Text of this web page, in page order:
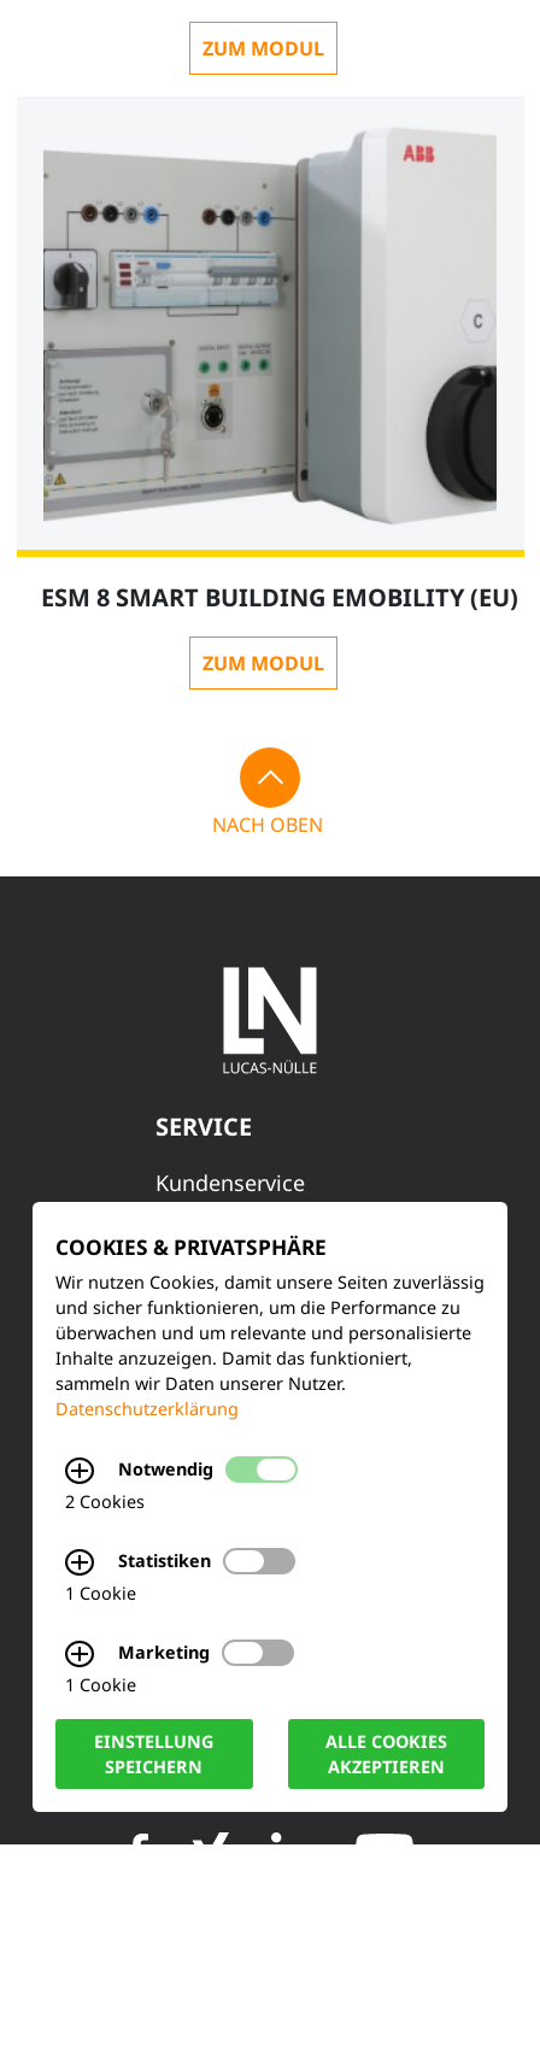
ZUM MODUL
ESM 8 SMART BUILDING EMOBILITY (EU)
ZUM MODUL
NACH OBEN
SERVICE
Kundenservice
Produktinformationen
Training & Schulung
Ihre Meinung
FAQ
Siemensstraße 2
Tel.: +49 (0) 2273-567 0
Fax: +49 (0) 2273 567 30
info@lucas-nuelle.de
COOKIES & PRIVATSPHÄRE
Wir nutzen Cookies, damit unsere Seiten zuverlässig
und sicher funktionieren, um die Performance zu
überwachen und um relevante und personalisierte
Inhalte anzuzeigen. Damit das funktioniert,
sammeln wir Daten unserer Nutzer.
Datenschutzerklärung
Notwendig
2 Cookies
Statistiken
1 Cookie
Marketing
1 Cookie
EINSTELLUNG
SPEICHERN
ALLE COOKIES
AKZEPTIEREN